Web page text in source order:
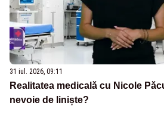
31 iul. 2026, 09:11
Realitatea medicală cu Nicole
nevoie de liniște?